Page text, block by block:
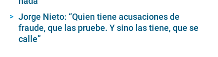
Jorge Nieto: “Quien tiene acusaciones de
fraude, que las pruebe. Y sino las tiene, que se
calle”